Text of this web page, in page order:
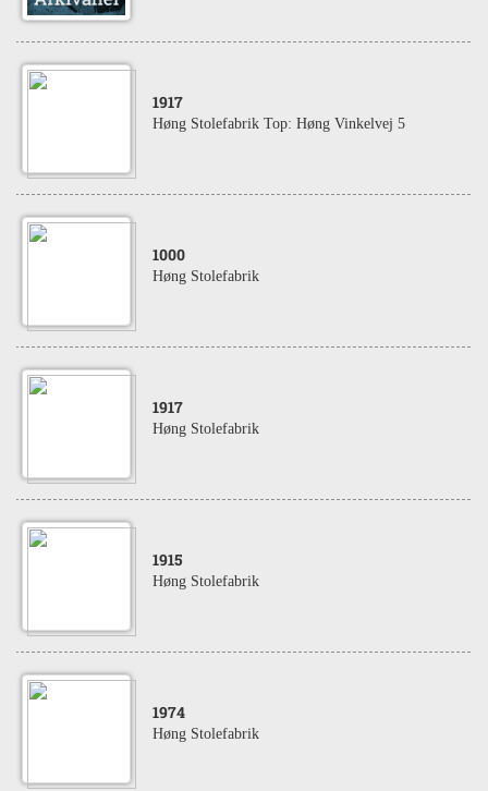
1917
Høng Stolefabrik Top: Høng Vinkelvej 5
1000
Høng Stolefabrik
1917
Høng Stolefabrik
1915
Høng Stolefabrik
1974
Høng Stolefabrik